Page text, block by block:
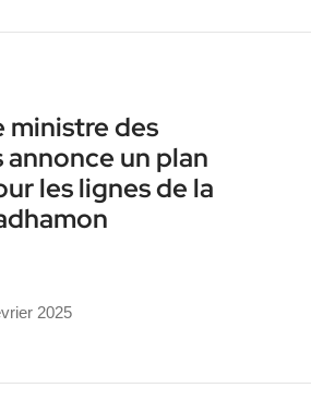
ministre des
un plan
les lignes de la
2025